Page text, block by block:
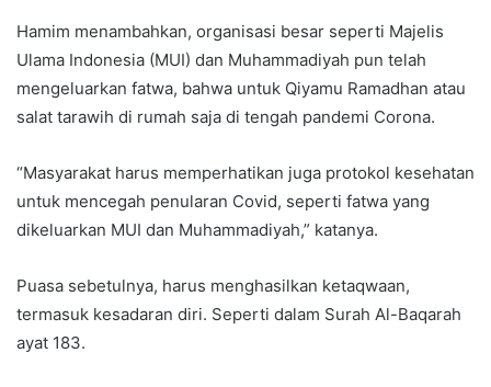
Hamim menambahkan, organisasi besar seperti Majelis
Ulama Indonesia (MUI) dan Muhammadiyah pun telah
mengeluarkan fatwa, bahwa untuk Qiyamu Ramadhan atau
salat tarawih di rumah saja di tengah pandemi Corona.
“Masyarakat harus memperhatikan juga protokol kesehatan
untuk mencegah penularan Covid, seperti fatwa yang
dikeluarkan MUI dan Muhammadiyah,” katanya.
Puasa sebetulnya, harus menghasilkan ketaqwaan,
termasuk kesadaran diri. Seperti dalam Surah Al-Baqarah
ayat 183.